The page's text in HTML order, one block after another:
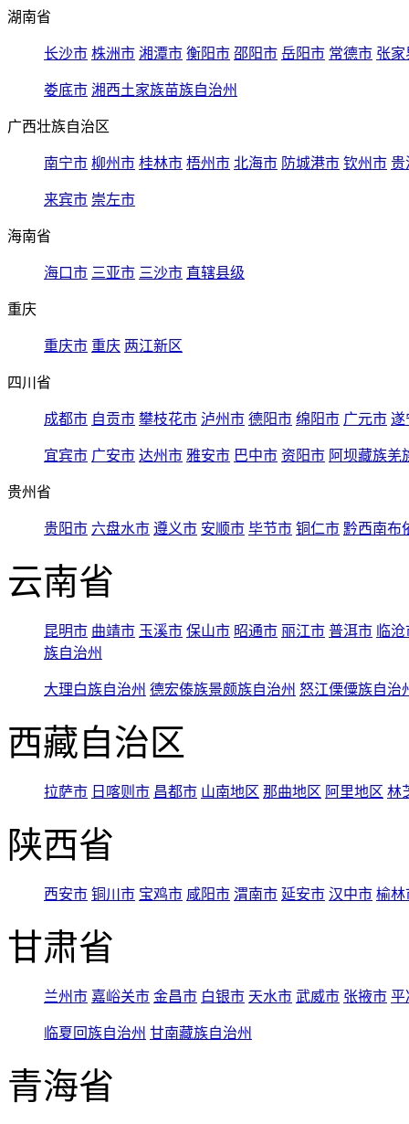
湖南省
长沙市 株洲市 湘潭市 衡阳市 邵阳市 岳阳市 常德市 张家
娄底市 湘西土家族苗族自治州
广西壮族自治区
南宁市 柳州市 桂林市 梧州市 北海市 防城港市 钦州市 贵
来宾市 崇左市
海南省
海口市 三亚市 三沙市 直辖县级
重庆
重庆市 重庆 两江新区
四川省
成都市 自贡市 攀枝花市 泸州市 德阳市 绵阳市 广元市 遂
宜宾市 广安市 达州市 雅安市 巴中市 资阳市 阿坝藏族羌
贵州省
贵阳市 六盘水市 遵义市 安顺市 毕节市 铜仁市 黔西南布
云南省
昆明市 曲靖市 玉溪市 保山市 昭通市 丽江市 普洱市 临
族自治州
大理白族自治州 德宏傣族景颇族自治州 怒江傈僳族自治
西藏自治区
拉萨市 日喀则市 昌都市 山南地区 那曲地区 阿里地区 林
陕西省
西安市 铜川市 宝鸡市 咸阳市 渭南市 延安市 汉中市 榆林
甘肃省
兰州市 嘉峪关市 金昌市 白银市 天水市 武威市 张掖市 平
临夏回族自治州 甘南藏族自治州
青海省